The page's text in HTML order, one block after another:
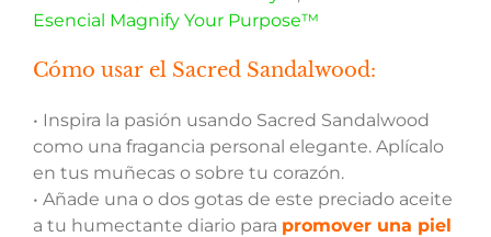
Esencial Magnify Your Purpose™
Cómo usar el Sacred Sandalwood:
• Inspira la pasión usando Sacred Sandalwood
como una fragancia personal elegante. Aplícalo
en tus muñecas o sobre tu corazón.
• Añade una o dos gotas de este preciado aceite
a tu humectante diario para promover una piel